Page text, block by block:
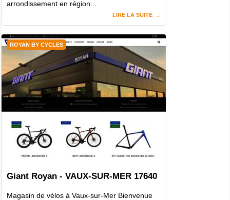
arrondissement en région...
LIRE LA SUITE
ROYAN BY CYCLES
Giant Royan - VAUX-SUR-MER 17640
Magasin de vélos à Vaux-sur-Mer Bienvenue